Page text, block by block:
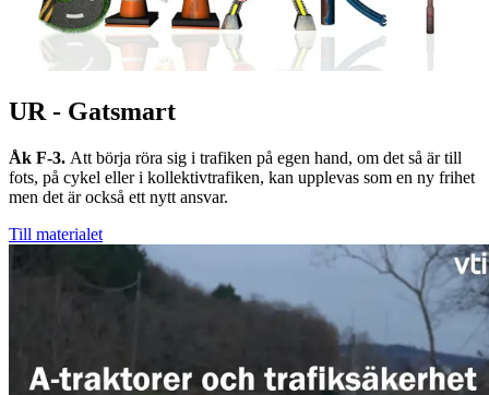
UR - Gatsmart
Åk F-3. Att börja röra sig i trafiken på egen hand, om det så är till
fots, på cykel eller i kollektivtrafiken, kan upplevas som en ny frihet
men det är också ett nytt ansvar.
Till materialet